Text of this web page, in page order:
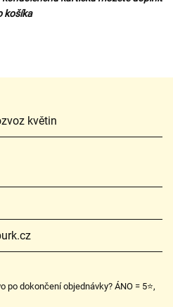
košíka
květin
dokončení objednávky? ÁNO = 5⭐,